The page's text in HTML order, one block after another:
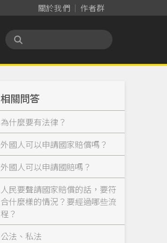
關於我們 作者群
相關問答
為什麼要有法律？
外國人可以申請國家賠償嗎？
外國人可以申請國賠嗎？
人民要聲請國家賠償的話，要符
合什麼樣的情況？要經過哪些流
程？
公法、私法